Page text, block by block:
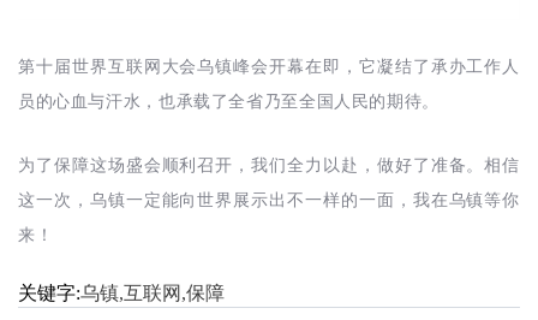
第十届世界互联网大会乌镇峰会开幕在即，它凝结了承办工作人
员的心血与汗水，也承载了全省乃至全国人民的期待。
为了保障这场盛会顺利召开，我们全力以赴，做好了准备。相信
这一次，乌镇一定能向世界展示出不一样的一面，我在乌镇等你
来！
关键字:乌镇,互联网,保障